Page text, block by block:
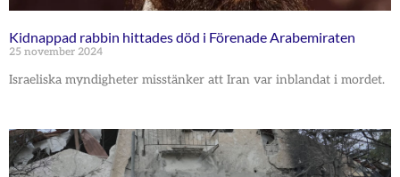
Kidnappad rabbin hittades död i Förenade Arabemiraten
25 november 2024
Israeliska myndigheter misstänker att Iran var inblandat i mordet.